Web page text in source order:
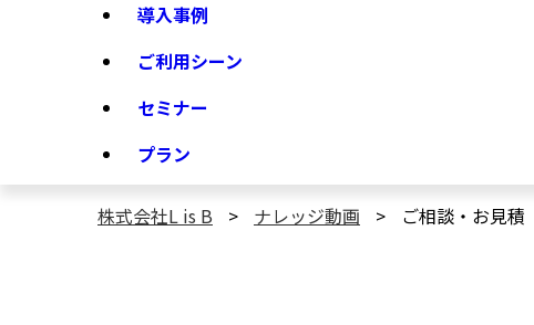
導入事例
ご利用シーン
セミナー
プラン
株式会社L is B ナレッジ動画 ご相談・お見積